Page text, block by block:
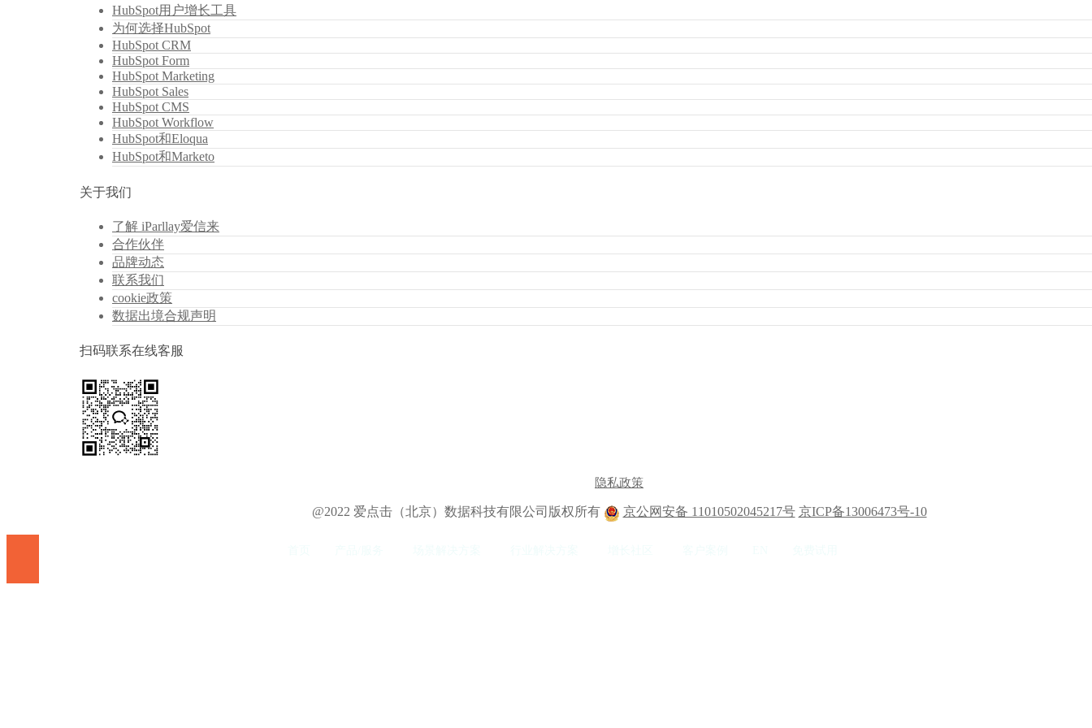
HubSpot用户增长工具
为何选择HubSpot
HubSpot CRM
HubSpot Form
HubSpot Marketing
HubSpot Sales
HubSpot CMS
HubSpot Workflow
HubSpot和Eloqua
HubSpot和Marketo
关于我们
了解 iParllay爱信来
合作伙伴
品牌动态
联系我们
cookie政策
数据出境合规声明
扫码联系在线客服
隐私政策
@2022 爱点击（北京）数据科技有限公司版权所有 京公网安备 11010502045217号 京ICP备13006473号-10